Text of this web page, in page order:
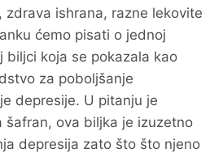
zdrava ishrana, razne lekovite
ćemo pisati o jednoj
biljci koja se pokazala kao
za poboljšanje
depresije. U pitanju je
šafran, ova biljka je izuzetno
depresija zato što što njeno